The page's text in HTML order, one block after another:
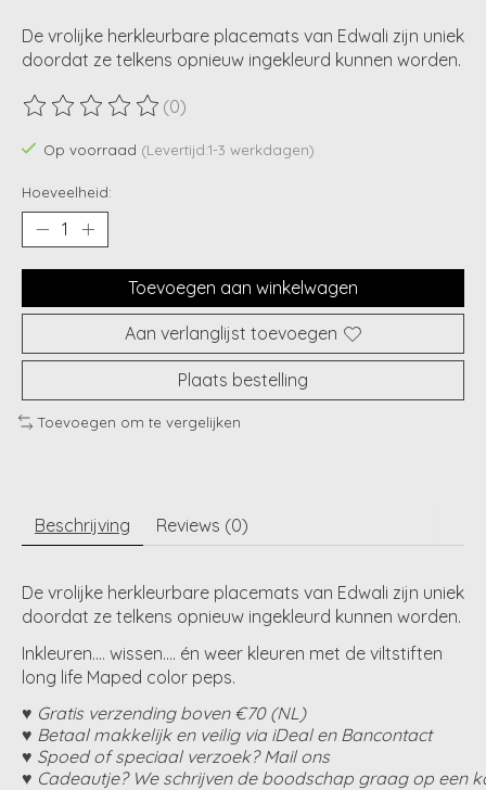
De vrolijke herkleurbare placemats van Edwali zijn uniek
doordat ze telkens opnieuw ingekleurd kunnen worden.
De beoordeling van dit product is
(0)
Op voorraad (Levertijd:1-3 werkdagen)
Hoeveelheid:
Toevoegen aan winkelwagen
Aan verlanglijst toevoegen
Plaats bestelling
Toevoegen om te vergelijken
Beschrijving Reviews (0)
De vrolijke herkleurbare placemats van Edwali zijn uniek
doordat ze telkens opnieuw ingekleurd kunnen worden.
Inkleuren…. wissen…. én weer kleuren met de viltstiften
long life Maped color peps.
♥ Gratis verzending boven €70 (NL)
♥ Betaal makkelijk en veilig via iDeal en Bancontact
♥ Spoed of speciaal verzoek? Mail ons
♥ Cadeautje? We schrijven de boodschap graag op een